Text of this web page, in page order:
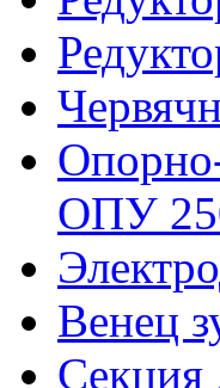
ОПУ
Венец
Секция